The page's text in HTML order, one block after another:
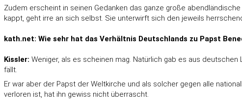
Zudem erscheint in seinen Gedanken das ganze große
kappt, geht irre an sich selbst. Sie unterwirft sich den jeweils
kath.net: Wie sehr hat das Verhältnis Deutschlands zu Papst
Kissler: Weniger, als es scheinen mag. Natürlich gab es aus
fällt.
Er war aber der Papst der Weltkirche und als solcher gegen alle
verloren ist, hat ihn gewiss nicht überrascht.